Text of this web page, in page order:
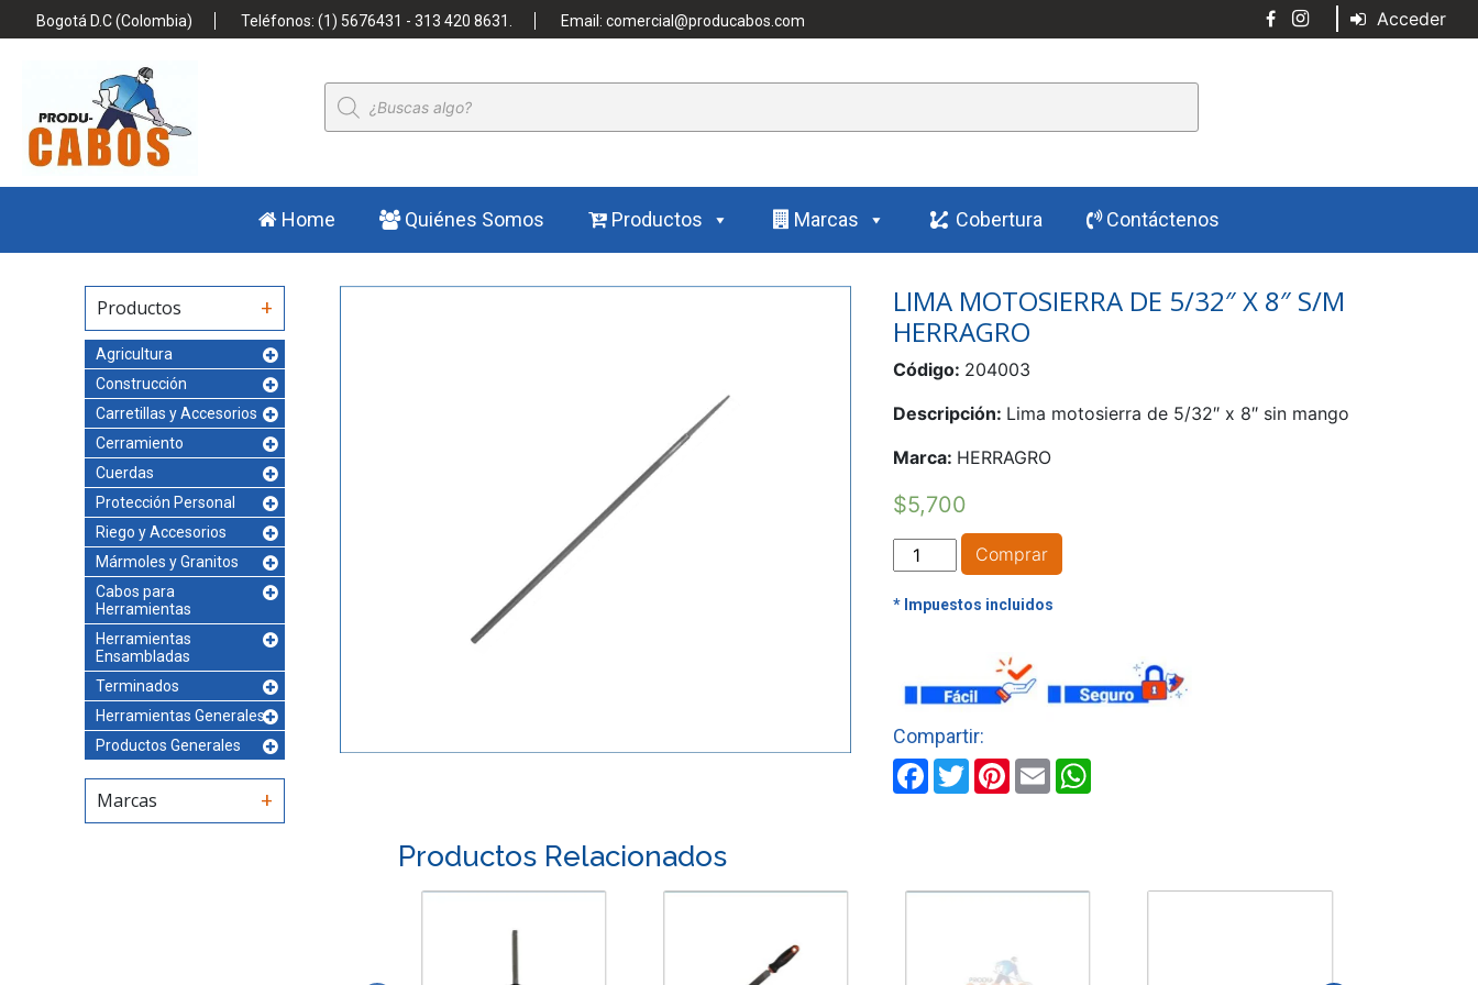
Bogotá D.C (Colombia) Teléfonos: (1) 5676431 - 313 420 8631. Email: comercial@producabos.com Acceder
Búsqueda
de
productos
Home Quiénes Somos Productos Marcas Cobertura Contáctenos
Productos
Agricultura
Construcción
Carretillas y Accesorios
Cerramiento
Cuerdas
Protección Personal
Riego y Accesorios
Mármoles y Granitos
Cabos para
Herramientas
Herramientas
Ensambladas
Terminados
Herramientas Generales
Productos Generales
Marcas
LIMA MOTOSIERRA DE 5/32″ X 8″ S/M
HERRAGRO
Código: 204003
Descripción: Lima motosierra de 5/32″ x 8″ sin mango
Marca: HERRAGRO
$5,700
LIMA
MOTOSIERRA
DE
8"
S/M
HERRAGRO
cantidad
Comprar
Facebook
TwitterPinterest
Email
Productos Relacionados